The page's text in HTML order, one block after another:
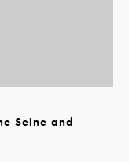
Seine and